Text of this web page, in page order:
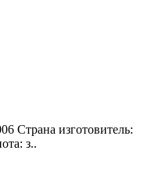
Страна изготовитель:
з..